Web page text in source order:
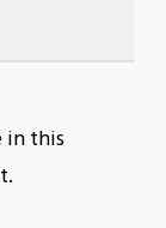
in this